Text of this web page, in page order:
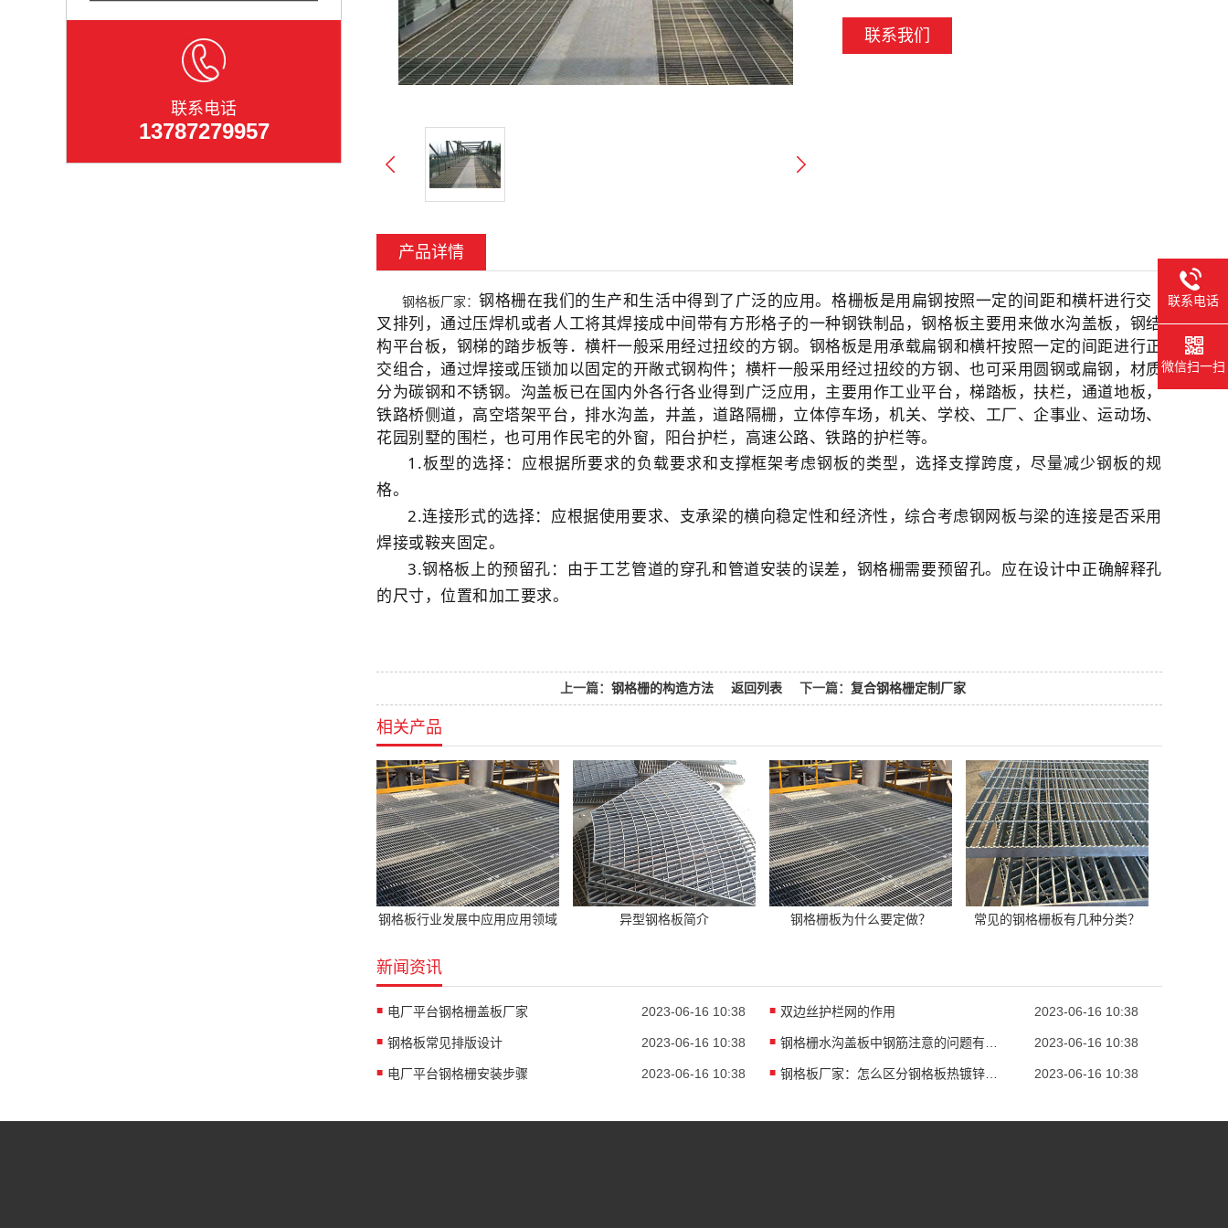
联系电话
13787279957
联系我们
产品详情
钢格板厂家： 钢格栅在我们的生产和生活中得到了广泛的应用。格栅板是用扁钢按照一定的间距和横杆进行交
叉排列，通过压焊机或者人工将其焊接成中间带有方形格子的一种钢铁制品，钢格板主要用来做水沟盖板，钢结
构平台板，钢梯的踏步板等．横杆一般采用经过扭绞的方钢。钢格板是用承载扁钢和横杆按照一定的间距进行正
交组合，通过焊接或压锁加以固定的开敞式钢构件；横杆一般采用经过扭绞的方钢、也可采用圆钢或扁钢，材质
分为碳钢和不锈钢。沟盖板已在国内外各行各业得到广泛应用，主要用作工业平台，梯踏板，扶栏，通道地板，
铁路桥侧道，高空塔架平台，排水沟盖，井盖，道路隔栅，立体停车场，机关、学校、工厂、企事业、运动场、
花园别墅的围栏，也可用作民宅的外窗，阳台护栏，高速公路、铁路的护栏等。
1.板型的选择：应根据所要求的负载要求和支撑框架考虑钢板的类型，选择支撑跨度，尽量减少钢板的规
格。
2.连接形式的选择：应根据使用要求、支承梁的横向稳定性和经济性，综合考虑钢网板与梁的连接是否采用
焊接或鞍夹固定。
3.钢格板上的预留孔：由于工艺管道的穿孔和管道安装的误差，钢格栅需要预留孔。应在设计中正确解释孔
的尺寸，位置和加工要求。
上一篇： 钢格栅的构造方法 返回列表 下一篇： 复合钢格栅定制厂家
相关产品
钢格板行业发展中应用应用领域 异型钢格板简介 钢格栅板为什么要定做？ 常见的钢格栅板有几种分类？
新闻资讯
电厂平台钢格栅盖板厂家 2023-06-16 10:38 双边丝护栏网的作用 2023-06-16 10:38
钢格板常见排版设计 2023-06-16 10:38 钢格栅水沟盖板中钢筋注意的问题有哪些 2023-06-16 10:38
电厂平台钢格栅安装步骤 2023-06-16 10:38 钢格板厂家：怎么区分钢格板热镀锌与冷镀锌 2023-06-16 10:38
联系电话
微信扫一扫